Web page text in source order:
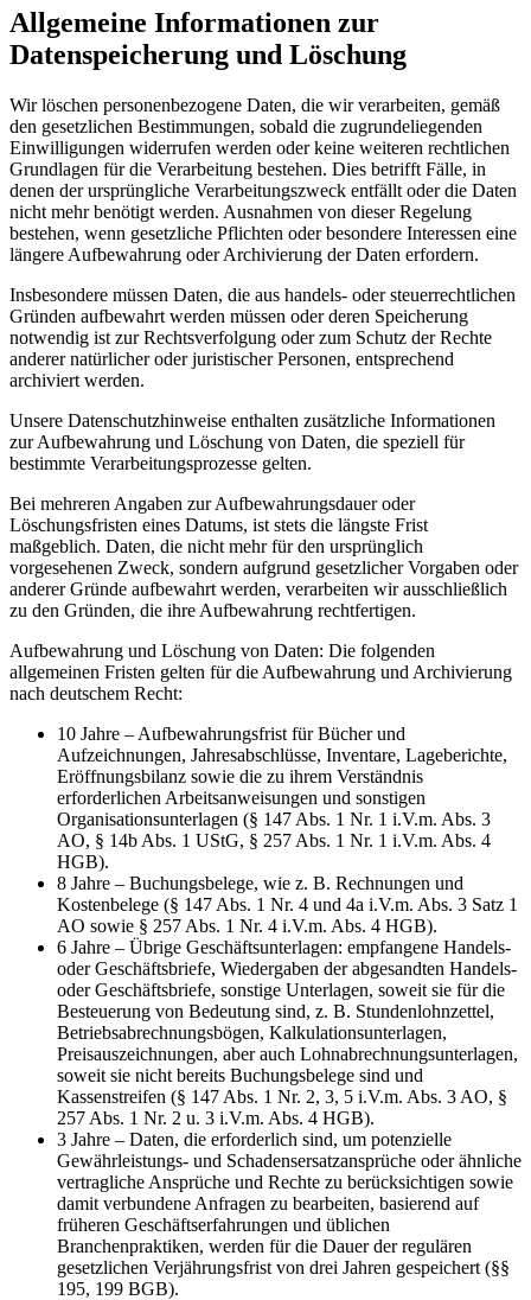
Allgemeine Informationen zur
Datenspeicherung und Löschung
Wir löschen personenbezogene Daten, die wir verarbeiten, gemäß
den gesetzlichen Bestimmungen, sobald die zugrundeliegenden
Einwilligungen widerrufen werden oder keine weiteren rechtlichen
Grundlagen für die Verarbeitung bestehen. Dies betrifft Fälle, in
denen der ursprüngliche Verarbeitungszweck entfällt oder die Daten
nicht mehr benötigt werden. Ausnahmen von dieser Regelung
bestehen, wenn gesetzliche Pflichten oder besondere Interessen eine
längere Aufbewahrung oder Archivierung der Daten erfordern.
Insbesondere müssen Daten, die aus handels- oder steuerrechtlichen
Gründen aufbewahrt werden müssen oder deren Speicherung
notwendig ist zur Rechtsverfolgung oder zum Schutz der Rechte
anderer natürlicher oder juristischer Personen, entsprechend
archiviert werden.
Unsere Datenschutzhinweise enthalten zusätzliche Informationen
zur Aufbewahrung und Löschung von Daten, die speziell für
bestimmte Verarbeitungsprozesse gelten.
Bei mehreren Angaben zur Aufbewahrungsdauer oder
Löschungsfristen eines Datums, ist stets die längste Frist
maßgeblich. Daten, die nicht mehr für den ursprünglich
vorgesehenen Zweck, sondern aufgrund gesetzlicher Vorgaben oder
anderer Gründe aufbewahrt werden, verarbeiten wir ausschließlich
zu den Gründen, die ihre Aufbewahrung rechtfertigen.
Aufbewahrung und Löschung von Daten: Die folgenden
allgemeinen Fristen gelten für die Aufbewahrung und Archivierung
nach deutschem Recht:
10 Jahre – Aufbewahrungsfrist für Bücher und
Aufzeichnungen, Jahresabschlüsse, Inventare, Lageberichte,
Eröffnungsbilanz sowie die zu ihrem Verständnis
erforderlichen Arbeitsanweisungen und sonstigen
Organisationsunterlagen (§ 147 Abs. 1 Nr. 1 i.V.m. Abs. 3
AO, § 14b Abs. 1 UStG, § 257 Abs. 1 Nr. 1 i.V.m. Abs. 4
HGB).
8 Jahre – Buchungsbelege, wie z. B. Rechnungen und
Kostenbelege (§ 147 Abs. 1 Nr. 4 und 4a i.V.m. Abs. 3 Satz 1
AO sowie § 257 Abs. 1 Nr. 4 i.V.m. Abs. 4 HGB).
6 Jahre – Übrige Geschäftsunterlagen: empfangene Handels-
oder Geschäftsbriefe, Wiedergaben der abgesandten Handels-
oder Geschäftsbriefe, sonstige Unterlagen, soweit sie für die
Besteuerung von Bedeutung sind, z. B. Stundenlohnzettel,
Betriebsabrechnungsbögen, Kalkulationsunterlagen,
Preisauszeichnungen, aber auch Lohnabrechnungsunterlagen,
soweit sie nicht bereits Buchungsbelege sind und
Kassenstreifen (§ 147 Abs. 1 Nr. 2, 3, 5 i.V.m. Abs. 3 AO, §
257 Abs. 1 Nr. 2 u. 3 i.V.m. Abs. 4 HGB).
3 Jahre – Daten, die erforderlich sind, um potenzielle
Gewährleistungs- und Schadensersatzansprüche oder ähnliche
vertragliche Ansprüche und Rechte zu berücksichtigen sowie
damit verbundene Anfragen zu bearbeiten, basierend auf
früheren Geschäftserfahrungen und üblichen
Branchenpraktiken, werden für die Dauer der regulären
gesetzlichen Verjährungsfrist von drei Jahren gespeichert (§§
195, 199 BGB).